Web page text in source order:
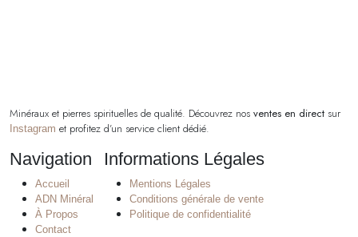
Minéraux et pierres spirituelles de qualité. Découvrez nos ventes en direct sur
Instagram et profitez d’un service client dédié.
Navigation
Accueil
ADN Minéral
À Propos
Contact
Informations Légales
Mentions Légales
Conditions générale de vente
Politique de confidentialité